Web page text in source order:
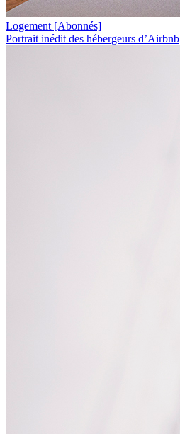
Logement [Abonnés]
Portrait inédit des hébergeurs d’Airbnb